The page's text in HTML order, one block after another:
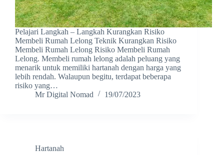
Pelajari Langkah – Langkah Kurangkan Risiko
Membeli Rumah Lelong Teknik Kurangkan Risiko
Membeli Rumah Lelong Risiko Membeli Rumah
Lelong. Membeli rumah lelong adalah peluang yang
menarik untuk memiliki hartanah dengan harga yang
lebih rendah. Walaupun begitu, terdapat beberapa
risiko yang…
Mr Digital Nomad
19/07/2023
Hartanah